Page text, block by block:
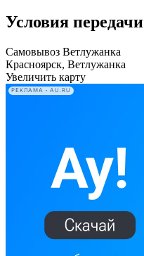
Условия передачи
Самовывоз Ветлужанка
Красноярск, Ветлужанка
Увеличить карту
РЕКЛАМА • AU.RU